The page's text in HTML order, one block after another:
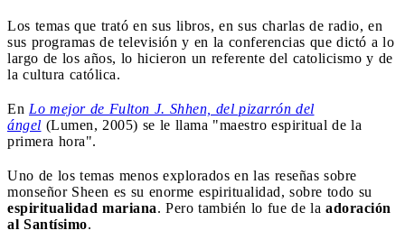
Los temas que trató en sus libros, en sus charlas de radio, en
sus programas de televisión y en la conferencias que dictó a lo
largo de los años, lo hicieron un referente del catolicismo y de
la cultura católica.
En Lo mejor de Fulton J. Shhen, del pizarrón del
ángel (Lumen, 2005) se le llama "maestro espiritual de la
primera hora".
Uno de los temas menos explorados en las reseñas sobre
monseñor Sheen es su enorme espiritualidad, sobre todo su
espiritualidad mariana. Pero también lo fue de la adoración
al Santísimo.